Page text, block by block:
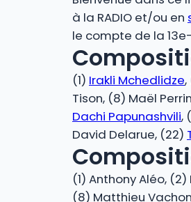
à la RADIO et/ou en
le compte de la
(1) Irakli Mchedlidze,
Tison, (8) Maël
Dachi Papunashvili,
David Delarue, (22)
(1) Anthony Aléo,
(8) Matthieu